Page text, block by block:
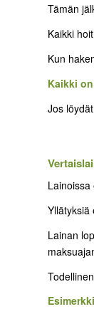
Tämän
Kaikki
Kun
Kaikki
Jos
Yllätyksiä
Lainan